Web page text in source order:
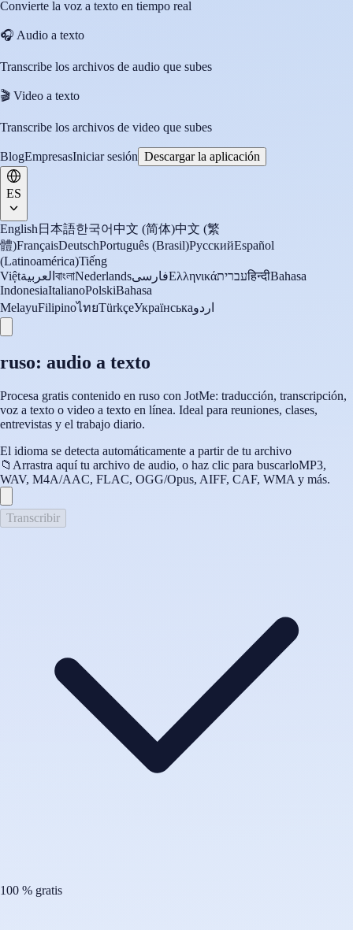
Convierte la voz a texto en tiempo real
🎧 Audio a texto
Transcribe los archivos de audio que subes
🎬 Video a texto
Transcribe los archivos de video que subes
BlogEmpresasIniciar sesión Descargar la aplicación
ES
English 日本語한국어中文 (简体)中文 (繁
體)FrançaisDeutschPortuguês (Brasil)РусскийEspañol
(Latinoamérica)Tiếng
Việtالعربية বাংলাNederlandsفارسیΕλληνικάעבריתहिन्दीBahasa
IndonesiaItalianoPolskiBahasa
MelayuFilipinoไทยTürkçeУкраїнськаاردو
ruso: audio a texto
Procesa gratis contenido en ruso con JotMe: traducción, transcripción,
voz a texto o video a texto en línea. Ideal para reuniones, clases,
entrevistas y el trabajo diario.
El idioma se detecta automáticamente a partir de tu archivo
📁 Arrastra aquí tu archivo de audio, o haz clic para buscarloMP3,
WAV, M4A/AAC, FLAC, OGG/Opus, AIFF, CAF, WMA y más.
Transcribir
100 % gratis